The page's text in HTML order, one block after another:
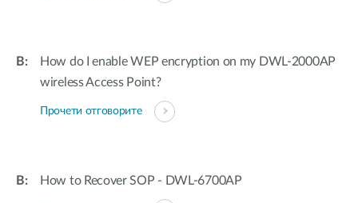
How do I enable WEP encryption on my DWL-2000AP
wireless Access Point?
Прочети отговорите
How to Recover SOP - DWL-6700AP